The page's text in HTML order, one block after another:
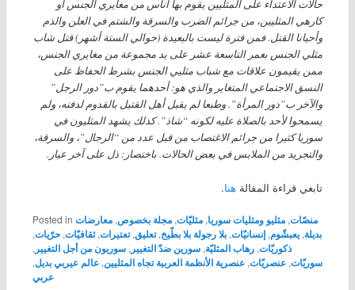
حالات الاعتداء على المثليين يقوم بها أناس من مغايري الجنس أو
كارهي المثليين، من جرائم الضرب والسرقة والشتم في العلن والذم
وأحيانا القتل. فمن فترة ليست بالبعيدة (حوالي الستة أشهر) قتل شاب
مثلي الجنس بعمر التاسعة عشر على يد مجموعة من مغايري الجنس،
ممن يقيمون علاقات مع شباب مثليي الجنس بشرط الحفاظ على
النسق الاجتماعي المتغاير والذي هو: أحدهما يقوم ب”دور الرجل”
والآخر ب”دور المرأة”. وطبعا لم يقبل أهل القتيل بالقدوم لدفنه، ولم
يسمحوا لأحد بالصلاة عليه لكونه “شاذ”. كذلك يشهد المثليون في
سوريا كثيرا من جرائم الاغتصاب من قبل عدد من “الرجال”، والسرقة،
والتجريد من الملابس في بعض الحالات. باختصار: ذل على آخر عيار.
تابعي قراءة المقالة هنا.
Posted in منصّات,مثليو ومثليات سوريا,مثليّات,مجلة بخصوص,معارضات
بديلة,يعبشّوم,إنسانيّات,بلا رجولة بلا بطّيخ,تعليق,تعتيرات,ثقافيّات,حرّيات,
ذكوريّات,رهاب المثليّة,سورين ضدّ التغيير,سوريون من أجل التغيير,
سوريّات,عنصريّات,عنصرية الأنظمة العربية تجاه المثليين,عالم عيربي بديل,
عربي